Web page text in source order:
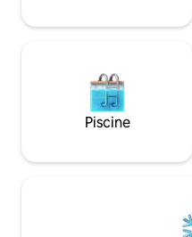
Wi-Fi gratuite et d'un lave-
Piscine